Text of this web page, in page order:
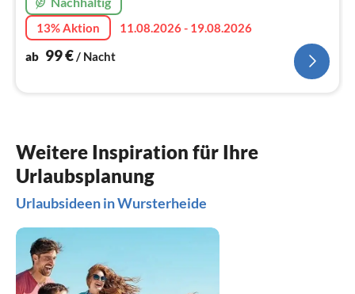
13% Aktion
11.08.2026 - 19.08.2026
ab 99€ / Nacht
Weitere Inspiration für Ihre
Urlaubsplanung
Urlaubsideen in Wursterheide